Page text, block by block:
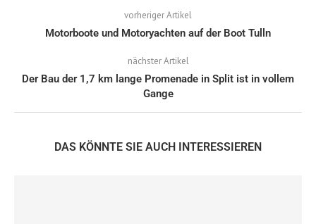
vorheriger Artikel
Motorboote und Motoryachten auf der Boot Tulln
nächster Artikel
Der Bau der 1,7 km lange Promenade in Split ist in vollem
Gange
DAS KÖNNTE SIE AUCH INTERESSIEREN